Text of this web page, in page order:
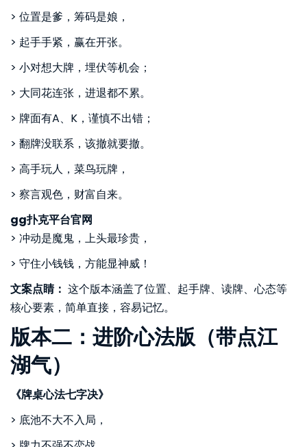
> 位置是爹，筹码是娘，
> 起手手紧，赢在开张。
> 小对想大牌，埋伏等机会；
> 大同花连张，进退都不累。
> 牌面有A、K，谨慎不出错；
> 翻牌没联系，该撤就要撤。
> 高手玩人，菜鸟玩牌，
> 察言观色，财富自来。
gg扑克平台官网
> 冲动是魔鬼，上头最珍贵，
> 守住小钱钱，方能显神威！
文案点睛： 这个版本涵盖了位置、起手牌、读牌、心态等
核心要素，简单直接，容易记忆。
版本二：进阶心法版（带点江
湖气）
《牌桌心法七字决》
> 底池不大不入局，